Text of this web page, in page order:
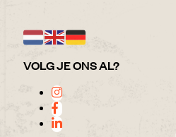
VOLG JE ONS AL?